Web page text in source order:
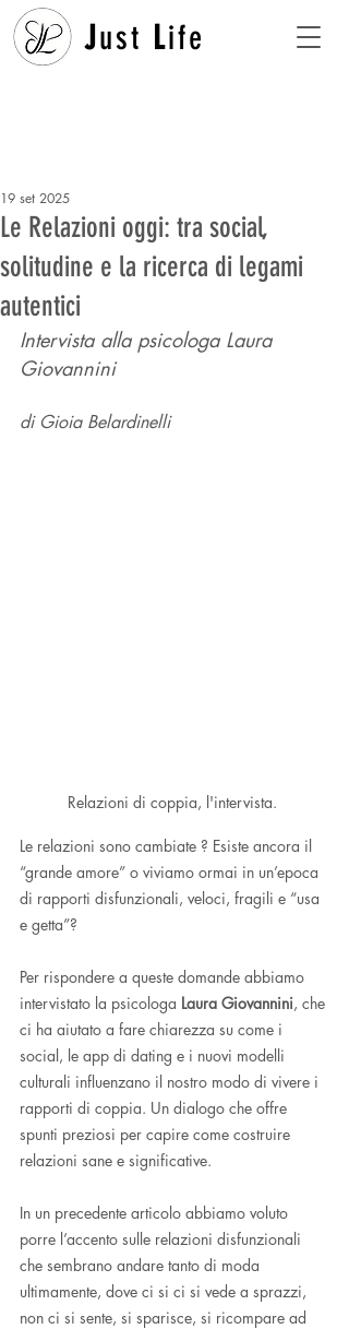
Just Life
Le Relazioni oggi: tra social,
solitudine e la ricerca di legami
autentici
19 set 2025
Intervista alla psicologa Laura
Giovannini
di Gioia Belardinelli
Relazioni di coppia, l'intervista.
Le relazioni sono cambiate ? Esiste ancora il
“grande amore” o viviamo ormai in un’epoca
di rapporti disfunzionali, veloci, fragili e “usa
e getta”?
Per rispondere a queste domande abbiamo
intervistato la psicologa Laura Giovannini, che
ci ha aiutato a fare chiarezza su come i
social, le app di dating e i nuovi modelli
culturali influenzano il nostro modo di vivere i
rapporti di coppia. Un dialogo che offre
spunti preziosi per capire come costruire
relazioni sane e significative.
In un precedente articolo abbiamo voluto
porre l’accento sulle relazioni disfunzionali
che sembrano andare tanto di moda
ultimamente, dove ci si ci si vede a sprazzi,
non ci si sente, si sparisce, si ricompare ad